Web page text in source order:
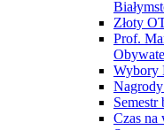
Złoty
Prof.
Wybory
Czas